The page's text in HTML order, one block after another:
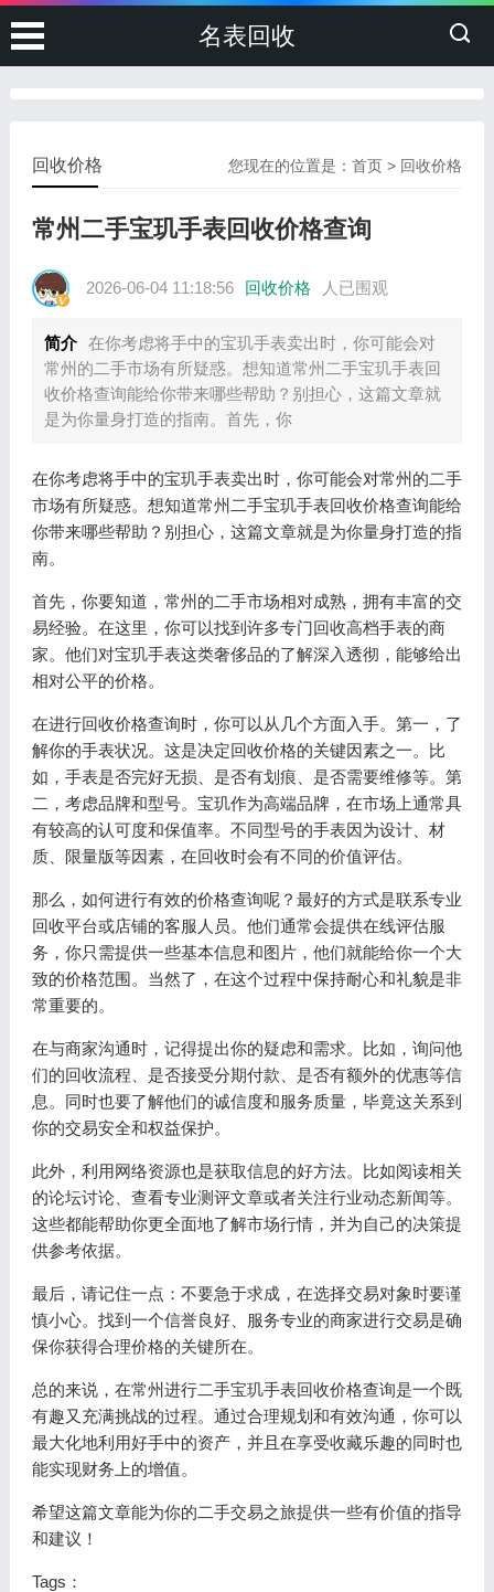
名表回收
您现在的位置是：首页 > 回收价格
回收价格
常州二手宝玑手表回收价格查询
2026-06-04 11:18:56 回收价格 人已围观
简介 在你考虑将手中的宝玑手表卖出时，你可能会对
常州的二手市场有所疑惑。想知道常州二手宝玑手表回
收价格查询能给你带来哪些帮助？别担心，这篇文章就
是为你量身打造的指南。首先，你
在你考虑将手中的宝玑手表卖出时，你可能会对常州的二手
市场有所疑惑。想知道常州二手宝玑手表回收价格查询能给
你带来哪些帮助？别担心，这篇文章就是为你量身打造的指
南。
首先，你要知道，常州的二手市场相对成熟，拥有丰富的交
易经验。在这里，你可以找到许多专门回收高档手表的商
家。他们对宝玑手表这类奢侈品的了解深入透彻，能够给出
相对公平的价格。
在进行回收价格查询时，你可以从几个方面入手。第一，了
解你的手表状况。这是决定回收价格的关键因素之一。比
如，手表是否完好无损、是否有划痕、是否需要维修等。第
二，考虑品牌和型号。宝玑作为高端品牌，在市场上通常具
有较高的认可度和保值率。不同型号的手表因为设计、材
质、限量版等因素，在回收时会有不同的价值评估。
那么，如何进行有效的价格查询呢？最好的方式是联系专业
回收平台或店铺的客服人员。他们通常会提供在线评估服
务，你只需提供一些基本信息和图片，他们就能给你一个大
致的价格范围。当然了，在这个过程中保持耐心和礼貌是非
常重要的。
在与商家沟通时，记得提出你的疑虑和需求。比如，询问他
们的回收流程、是否接受分期付款、是否有额外的优惠等信
息。同时也要了解他们的诚信度和服务质量，毕竟这关系到
你的交易安全和权益保护。
此外，利用网络资源也是获取信息的好方法。比如阅读相关
的论坛讨论、查看专业测评文章或者关注行业动态新闻等。
这些都能帮助你更全面地了解市场行情，并为自己的决策提
供参考依据。
最后，请记住一点：不要急于求成，在选择交易对象时要谨
慎小心。找到一个信誉良好、服务专业的商家进行交易是确
保你获得合理价格的关键所在。
总的来说，在常州进行二手宝玑手表回收价格查询是一个既
有趣又充满挑战的过程。通过合理规划和有效沟通，你可以
最大化地利用好手中的资产，并且在享受收藏乐趣的同时也
能实现财务上的增值。
希望这篇文章能为你的二手交易之旅提供一些有价值的指导
和建议！
Tags：